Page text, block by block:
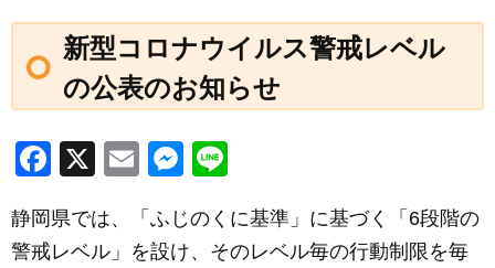
新型コロナウイルス警戒レベル
の公表のお知らせ
F
c
X
E
ail
M
ss e
静岡県では、「ふじのくに基準」に基づく「6段階の
警戒レベル」を設け、そのレベル毎の行動制限を毎